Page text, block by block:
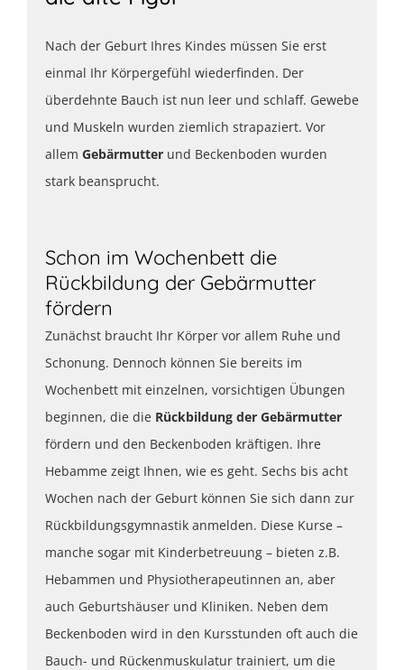
Nach der Geburt Ihres Kindes müssen Sie erst
einmal Ihr Körpergefühl wiederfinden. Der
überdehnte Bauch ist nun leer und schlaff. Gewebe
und Muskeln wurden ziemlich strapaziert. Vor
allem Gebärmutter und Beckenboden wurden
stark beansprucht.
Schon im Wochenbett die
Rückbildung der Gebärmutter
fördern
Zunächst braucht Ihr Körper vor allem Ruhe und
Schonung. Dennoch können Sie bereits im
Wochenbett mit einzelnen, vorsichtigen Übungen
beginnen, die die Rückbildung der Gebärmutter
fördern und den Beckenboden kräftigen. Ihre
Hebamme zeigt Ihnen, wie es geht. Sechs bis acht
Wochen nach der Geburt können Sie sich dann zur
Rückbildungsgymnastik anmelden. Diese Kurse –
manche sogar mit Kinderbetreuung – bieten z.B.
Hebammen und Physiotherapeutinnen an, aber
auch Geburtshäuser und Kliniken. Neben dem
Beckenboden wird in den Kursstunden oft auch die
Bauch- und Rückenmuskulatur trainiert, um die